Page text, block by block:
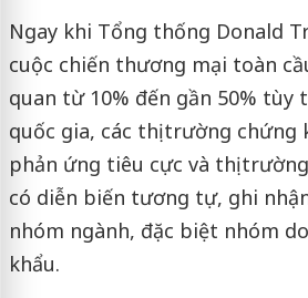
Ngay khi Tổng thống Donald
cuộc chiến thương mại toàn
quan từ 10% đến gần 50% tùy
quốc gia, các thị trường chứng
phản ứng tiêu cực và thị
có diễn biến tương tự, ghi
nhóm ngành, đặc biệt nhóm
khẩu.